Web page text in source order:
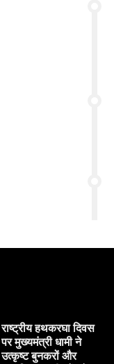
राष्ट्रीय हथकरघा दिवस
पर मुख्यमंत्री धामी ने
उत्कृष्ट बुनकरों और